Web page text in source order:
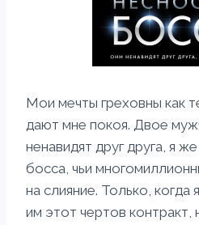
Мои мечты греховны как
дают мне покоя. Двое
ненавидят друг друга, я
босса, чьи
на слияние. Только, когда
им этот чертов контракт,